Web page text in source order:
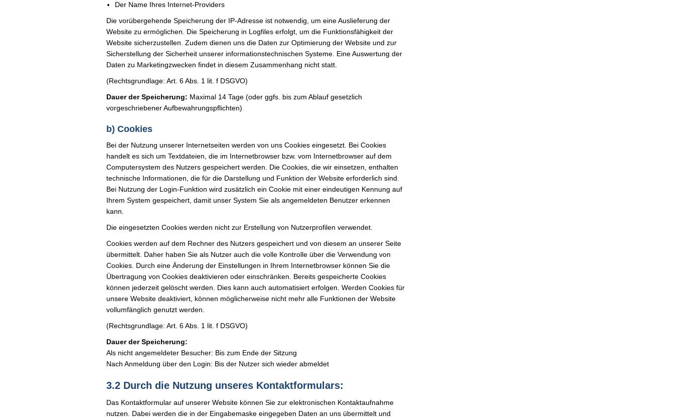
Der Name Ihres Internet-Providers
Die vorübergehende Speicherung der IP-Adresse ist notwendig, um eine Auslieferung der
Website zu ermöglichen. Die Speicherung in Logfiles erfolgt, um die Funktionsfähigkeit der
Website sicherzustellen. Zudem dienen uns die Daten zur Optimierung der Website und zur
Sicherstellung der Sicherheit unserer informationstechnischen Systeme. Eine Auswertung der
Daten zu Marketingzwecken findet in diesem Zusammenhang nicht statt.
(Rechtsgrundlage: Art. 6 Abs. 1 lit. f DSGVO)
Dauer der Speicherung: Maximal 14 Tage (oder ggfs. bis zum Ablauf gesetzlich
vorgeschriebener Aufbewahrungspflichten)
b) Cookies
Bei der Nutzung unserer Internetseiten werden von uns Cookies eingesetzt. Bei Cookies
handelt es sich um Textdateien, die im Internetbrowser bzw. vom Internetbrowser auf dem
Computersystem des Nutzers gespeichert werden. Die Cookies, die wir einsetzen, enthalten
technische Informationen, die für die Darstellung und Funktion der Website erforderlich sind.
Bei Nutzung der Login-Funktion wird zusätzlich ein Cookie mit einer eindeutigen Kennung auf
Ihrem System gespeichert, damit unser System Sie als angemeldeten Benutzer erkennen
kann.
Die eingesetzten Cookies werden nicht zur Erstellung von Nutzerprofilen verwendet.
Cookies werden auf dem Rechner des Nutzers gespeichert und von diesem an unserer Seite
übermittelt. Daher haben Sie als Nutzer auch die volle Kontrolle über die Verwendung von
Cookies. Durch eine Änderung der Einstellungen in Ihrem Internetbrowser können Sie die
Übertragung von Cookies deaktivieren oder einschränken. Bereits gespeicherte Cookies
können jederzeit gelöscht werden. Dies kann auch automatisiert erfolgen. Werden Cookies für
unsere Website deaktiviert, können möglicherweise nicht mehr alle Funktionen der Website
vollumfänglich genutzt werden.
(Rechtsgrundlage: Art. 6 Abs. 1 lit. f DSGVO)
Dauer der Speicherung:
Als nicht angemeldeter Besucher: Bis zum Ende der Sitzung
Nach Anmeldung über den Login: Bis der Nutzer sich wieder abmeldet
3.2 Durch die Nutzung unseres Kontaktformulars:
Das Kontaktformular auf unserer Website können Sie zur elektronischen Kontaktaufnahme
nutzen. Dabei werden die in der Eingabemaske eingegeben Daten an uns übermittelt und